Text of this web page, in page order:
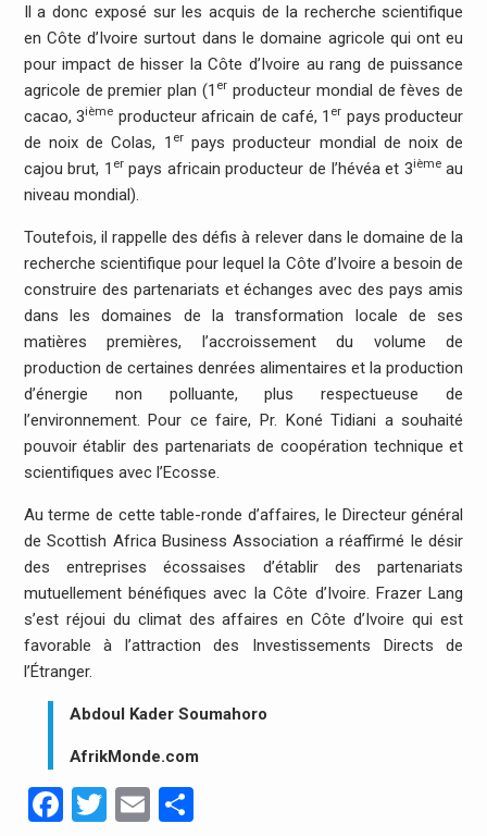
Il a donc exposé sur les acquis de la recherche scientifique
en Côte d’Ivoire surtout dans le domaine agricole qui ont eu
pour impact de hisser la Côte d’Ivoire au rang de puissance
agricole de premier plan (1 er producteur mondial de fèves de
cacao, 3ième producteur africain de café, 1 er pays producteur
de noix de Colas, 1 erpays producteur mondial de noix de
cajou brut, 1 erpays africain producteur de l’hévéa et 3ièmeau
niveau mondial).
Toutefois, il rappelle des défis à relever dans le domaine de la
recherche scientifique pour lequel la Côte d’Ivoire a besoin de
construire des partenariats et échanges avec des pays amis
dans les domaines de la transformation locale de ses
matières premières, l’accroissement du volume de
production de certaines denrées alimentaires et la production
d’énergie non polluante, plus respectueuse de
l’environnement. Pour ce faire, Pr. Koné Tidiani a souhaité
pouvoir établir des partenariats de coopération technique et
scientifiques avec l’Ecosse.
Au terme de cette table-ronde d’affaires, le Directeur général
de Scottish Africa Business Association a réaffirmé le désir
des entreprises écossaises d’établir des partenariats
mutuellement bénéfiques avec la Côte d’Ivoire. Frazer Lang
s’est réjoui du climat des affaires en Côte d’Ivoire qui est
favorable à l’attraction des Investissements Directs de
l’Étranger.
Abdoul Kader Soumahoro
AfrikMonde.com
Facebook
Twitter
EmailPartager